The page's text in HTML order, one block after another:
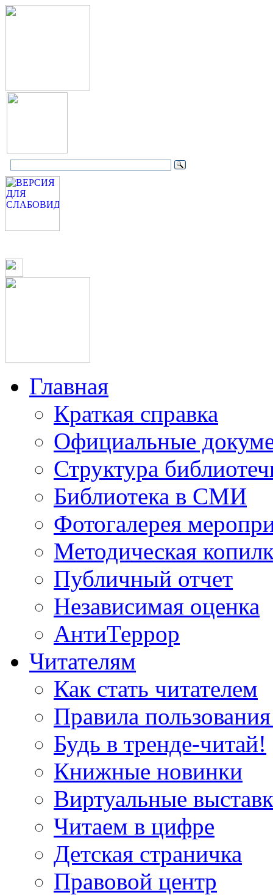
Главная
Краткая справка
Официальные
Структура
Библиотека в СМИ
Фотогалерея
Методическая
Публичный отчет
Независимая оценка
АнтиТеррор
Читателям
Как стать читателем
Правила
Будь в тренде-читай!
Книжные новинки
Виртуальные
Читаем в цифре
Детская страничка
Правовой центр